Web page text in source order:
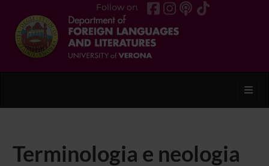
Follow on
Terminologia e neologia